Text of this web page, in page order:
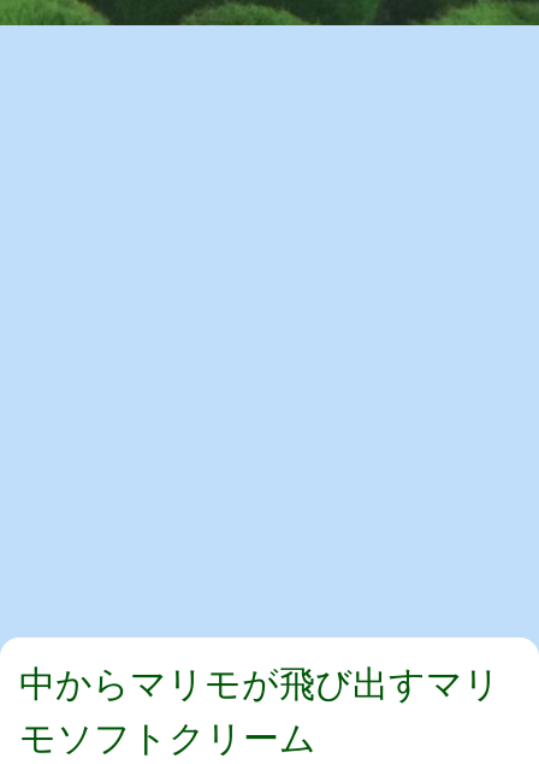
中からマリモが飛び出すマリ
モソフトクリーム